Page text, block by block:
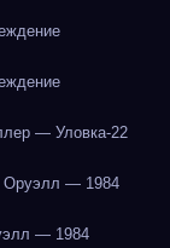
— Уловка-22
— 1984
— 1984